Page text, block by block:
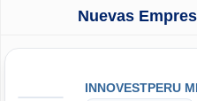
Nuevas